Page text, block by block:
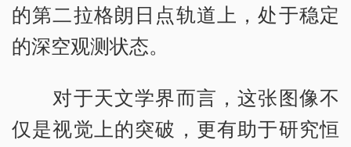
的第二拉格朗日点轨道上，处于稳定
的深空观测状态。
对于天文学界而言，这张图像不
仅是视觉上的突破，更有助于研究恒